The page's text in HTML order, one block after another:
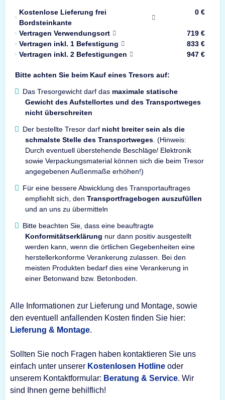
Kostenlose Lieferung frei
Bordsteinkante
0 €
Vertragen Verwendungsort
719 €
Vertragen inkl. 1 Befestigung
833 €
Vertragen inkl. 2 Befestigungen
947 €
Bitte achten Sie beim Kauf eines Tresors auf:
Das Tresorgewicht darf das maximale statische
Gewicht des Aufstellortes und des Transportweges
nicht überschreiten
Der bestellte Tresor darf nicht breiter sein als die
schmalste Stelle des Transportweges . (Hinweis:
Durch eventuell überstehende Beschläge/ Elektronik
sowie Verpackungsmaterial können sich die beim Tresor
angegebenen Außenmaße erhöhen!)
Für eine bessere Abwicklung des Transportauftrages
empfiehlt sich, den Transportfragebogen auszufüllen
und an uns zu übermitteln
Bitte beachten Sie, dass eine beauftragte
Konformitätserklärung nur dann positiv ausgestellt
werden kann, wenn die örtlichen Gegebenheiten eine
herstellerkonforme Verankerung zulassen. Bei den
meisten Produkten bedarf dies eine Verankerung in
einer Betonwand bzw. Betonboden.
Alle Informationen zur Lieferung und Montage, sowie
den eventuell anfallenden Kosten finden Sie hier:
Lieferung & Montage.
Sollten Sie noch Fragen haben kontaktieren Sie uns
einfach unter unserer Kostenlosen Hotline oder
unserem Kontaktformular: Beratung & Service. Wir
sind Ihnen gerne behilflich!